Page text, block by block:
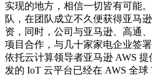
实现的地方，相信一切皆有可能
队，在团队成立不久便获得亚马
资，同时，公司与亚马逊、高通
项目合作，与几十家家电企业签
依托云计算领导者亚马逊 AWS
发的 IoT 云平台已经在 AWS 全